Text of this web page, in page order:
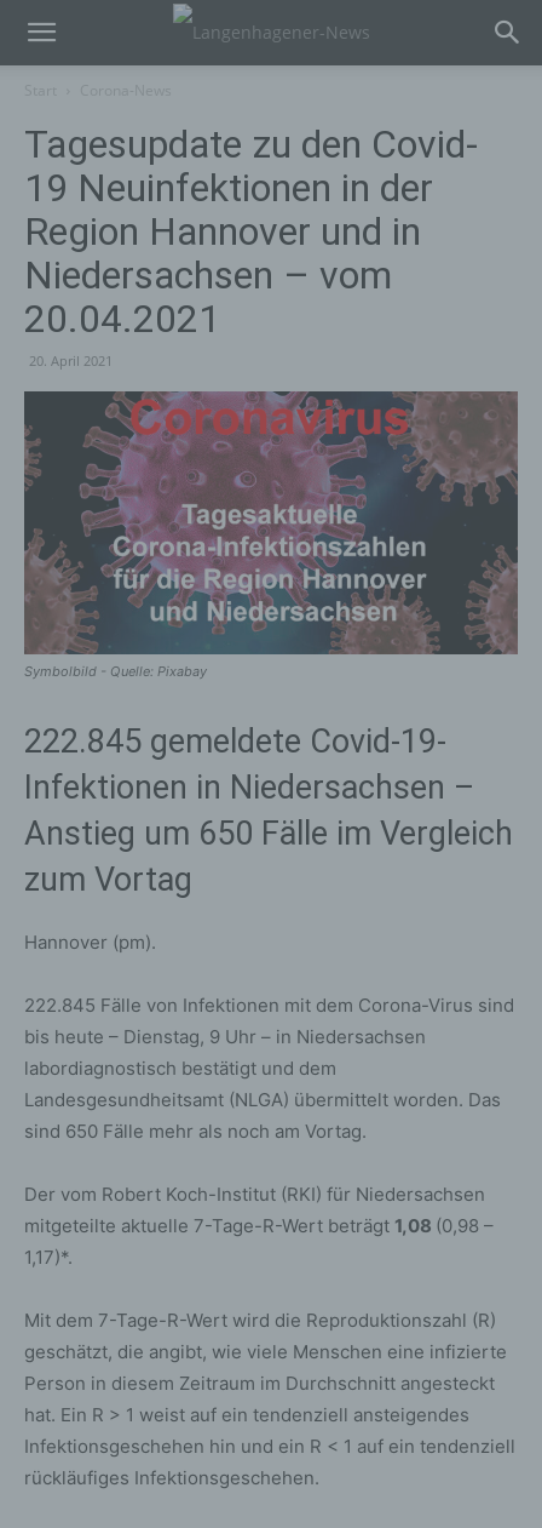
Tagesupdate zu den Covid-
19 Neuinfektionen in der
Region Hannover und in
Niedersachsen – vom
20.04.2021
20. April 2021
Symbolbild - Quelle: Pixabay
222.845 gemeldete Covid-19-
Infektionen in Niedersachsen –
Anstieg um 650 Fälle im Vergleich
zum Vortag
Hannover (pm).
222.845 Fälle von Infektionen mit dem Corona-Virus sind
bis heute – Dienstag, 9 Uhr – in Niedersachsen
labordiagnostisch bestätigt und dem
Landesgesundheitsamt (NLGA) übermittelt worden. Das
sind 650 Fälle mehr als noch am Vortag.
Der vom Robert Koch-Institut (RKI) für Niedersachsen
mitgeteilte aktuelle 7-Tage-R-Wert beträgt 1,08 (0,98 –
1,17)*.
Mit dem 7-Tage-R-Wert wird die Reproduktionszahl (R)
geschätzt, die angibt, wie viele Menschen eine infizierte
Person in diesem Zeitraum im Durchschnitt angesteckt
hat. Ein R > 1 weist auf ein tendenziell ansteigendes
Infektionsgeschehen hin und ein R < 1 auf ein tendenziell
rückläufiges Infektionsgeschehen.